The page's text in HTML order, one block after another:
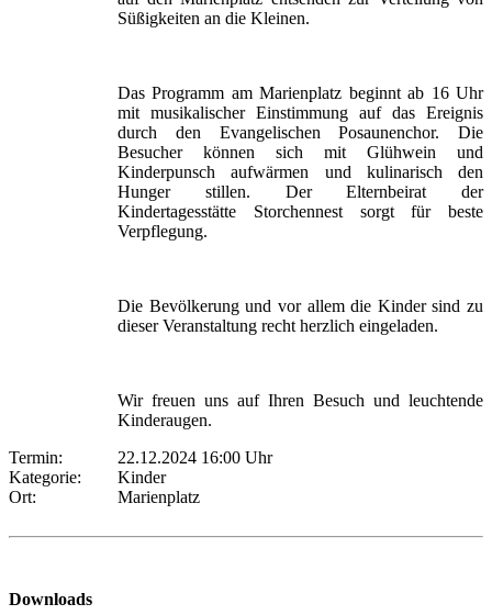
Süßigkeiten an die Kleinen.
Das Programm am Marienplatz beginnt ab 16 Uhr
mit musikalischer Einstimmung auf das Ereignis
durch den Evangelischen Posaunenchor. Die
Besucher können sich mit Glühwein und
Kinderpunsch aufwärmen und kulinarisch den
Hunger stillen. Der Elternbeirat der
Kindertagesstätte Storchennest sorgt für beste
Verpflegung.
Die Bevölkerung und vor allem die Kinder sind zu
dieser Veranstaltung recht herzlich eingeladen.
Wir freuen uns auf Ihren Besuch und leuchtende
Kinderaugen.
Termin:
22.12.2024 16:00 Uhr
Kategorie:
Kinder
Ort:
Marienplatz
Downloads